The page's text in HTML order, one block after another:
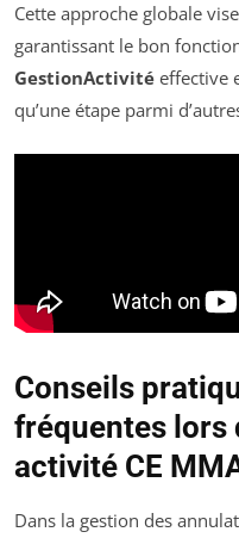
Cette approche globale
garantissant le bon
GestionActivité effective
qu’une étape parmi
Conseils
fréquentes lors
activité CE
Dans la gestion des